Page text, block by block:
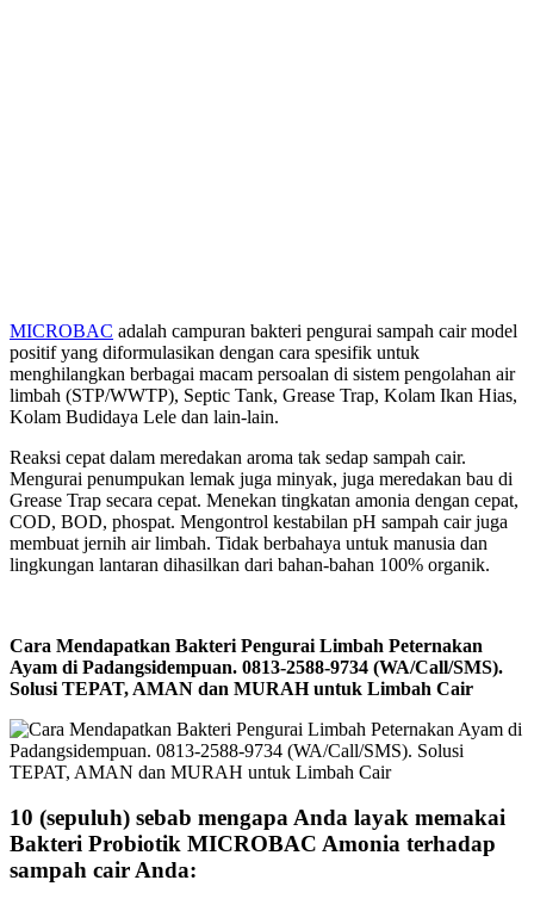
MICROBAC adalah campuran bakteri pengurai sampah cair model
positif yang diformulasikan dengan cara spesifik untuk
menghilangkan berbagai macam persoalan di sistem pengolahan air
limbah (STP/WWTP), Septic Tank, Grease Trap, Kolam Ikan Hias,
Kolam Budidaya Lele dan lain-lain.
Reaksi cepat dalam meredakan aroma tak sedap sampah cair.
Mengurai penumpukan lemak juga minyak, juga meredakan bau di
Grease Trap secara cepat. Menekan tingkatan amonia dengan cepat,
COD, BOD, phospat. Mengontrol kestabilan pH sampah cair juga
membuat jernih air limbah. Tidak berbahaya untuk manusia dan
lingkungan lantaran dihasilkan dari bahan-bahan 100% organik.
Cara Mendapatkan Bakteri Pengurai Limbah Peternakan
Ayam di Padangsidempuan. 0813-2588-9734 (WA/Call/SMS).
Solusi TEPAT, AMAN dan MURAH untuk Limbah Cair
10 (sepuluh) sebab mengapa Anda layak memakai
Bakteri Probiotik MICROBAC Amonia terhadap
sampah cair Anda: